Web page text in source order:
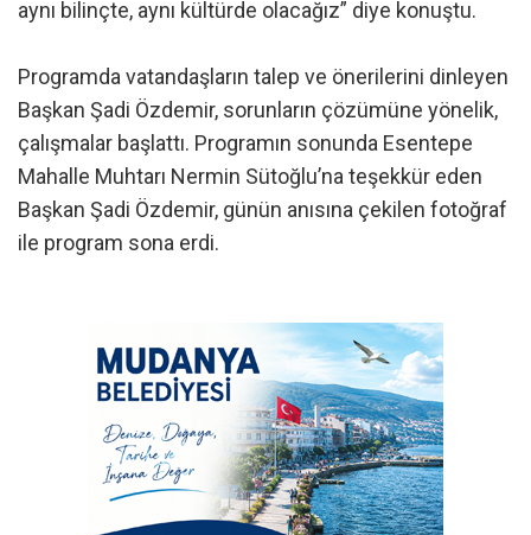
aynı bilinçte, aynı kültürde olacağız” diye konuştu.
Programda vatandaşların talep ve önerilerini dinleyen
Başkan Şadi Özdemir, sorunların çözümüne yönelik,
çalışmalar başlattı. Programın sonunda Esentepe
Mahalle Muhtarı Nermin Sütoğlu’na teşekkür eden
Başkan Şadi Özdemir, günün anısına çekilen fotoğraf
ile program sona erdi.